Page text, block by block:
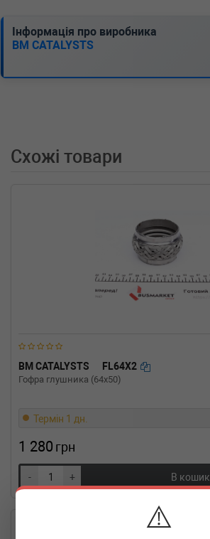
⚠️
Інформація про виробника
BM CATALYSTS
Схожі товари
BM CATALYSTS FL64X2
Гофра глушника (64x50)
Термін 1 дн.
1 280 грн
- + В кошик